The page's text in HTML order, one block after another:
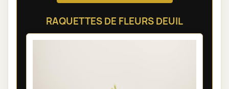
RAQUETTES DE FLEURS DEUIL